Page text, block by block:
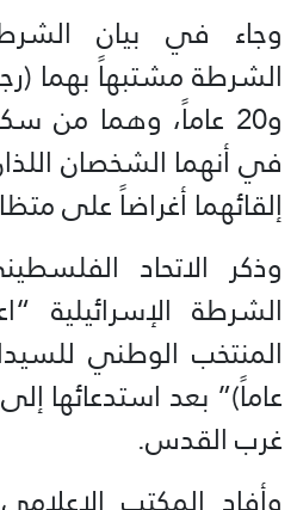
وجاء في بيان
و20 عاماً، وهما
في أنهما الشخصان
إلقائهما أغراضاً على
وذكر الاتحاد
الشرطة الإسرائيلية
عاماً)” بعد استدعائها
غرب القدس.